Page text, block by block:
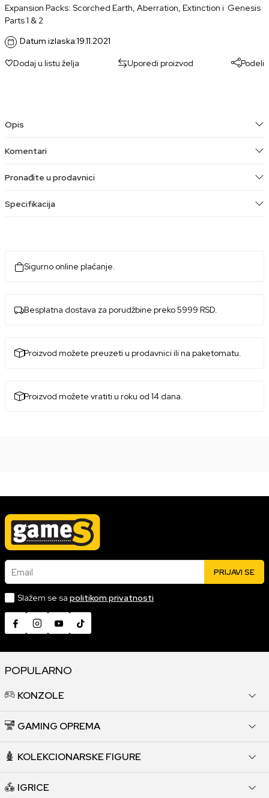
Expansion Packs: Scorched Earth, Aberration, Extinction i Genesis
Parts 1 & 2
Datum izlaska:19.11.2021
Dodaj u listu želja Uporedi proizvod Podeli
Opis
Komentari
Pronađite u prodavnici
Specifikacija
Sigurno online plaćanje.
Besplatna dostava za porudžbine preko 5999 RSD.
Proizvod možete preuzeti u prodavnici ili na paketomatu.
Proizvod možete vratiti u roku od 14 dana.
Email PRIJAVI SE
Slažem se sa politikom privatnosti
POPULARNO
KONZOLE
GAMING OPREMA
KOLEKCIONARSKE FIGURE
IGRICE